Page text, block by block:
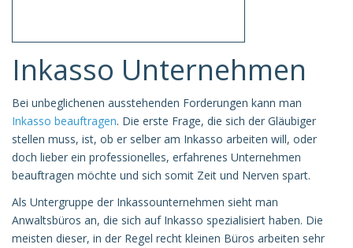
Inkasso Unternehmen
Bei unbeglichenen ausstehenden Forderungen kann man
Inkasso beauftragen. Die erste Frage, die sich der Gläubiger
stellen muss, ist, ob er selber am Inkasso arbeiten will, oder
doch lieber ein professionelles, erfahrenes Unternehmen
beauftragen möchte und sich somit Zeit und Nerven spart.
Als Untergruppe der Inkassounternehmen sieht man
Anwaltsbüros an, die sich auf Inkasso spezialisiert haben. Die
meisten dieser, in der Regel recht kleinen Büros arbeiten sehr